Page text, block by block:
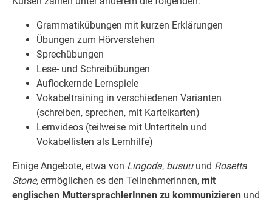
Grammatikübungen mit kurzen Erklärungen
Übungen zum Hörverstehen
Sprechübungen
Lese- und Schreibübungen
Auflockernde Lernspiele
Vokabeltraining in verschiedenen Varianten
(schreiben, sprechen, mit Karteikarten)
Lernvideos (teilweise mit Untertiteln und
Vokabellisten als Lernhilfe)
Einige Angebote, etwa von Lingoda, busuu und Rosetta
Stone, ermöglichen es den TeilnehmerInnen, mit
englischen MuttersprachlerInnen zu kommunizieren und